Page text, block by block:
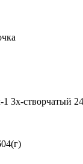
3х-створчатый